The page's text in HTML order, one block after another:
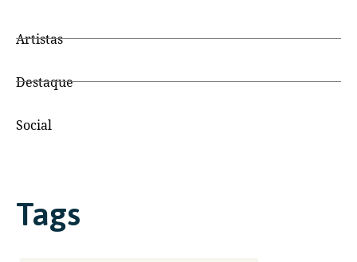
Artistas
Destaque
Social
Tags